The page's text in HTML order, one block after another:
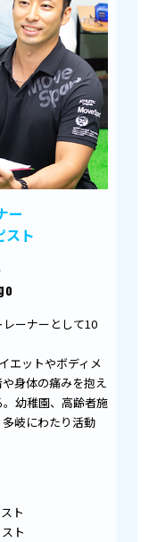
ー
スト
ーナーとして10
エットやボディメ
身体の痛みを抱え
幼稚園、高齢者施
岐にわたり活動
ト
ト